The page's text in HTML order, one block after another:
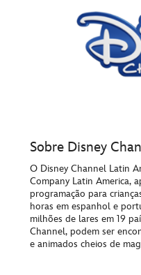
Sobre Disney
O Disney Channel Latin
Company Latin America,
programação para
horas em espanhol e
milhões de lares em 19
Channel, podem ser
e animados cheios de